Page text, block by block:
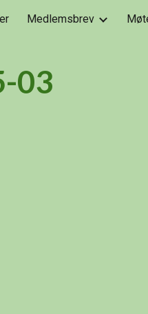
Skip to
Medlemsbrev
03